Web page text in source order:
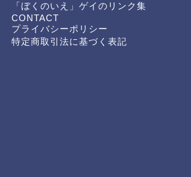
「ぼくのいえ」ゲイのリンク集
CONTACT
プライバシーポリシー
特定商取引法に基づく表記